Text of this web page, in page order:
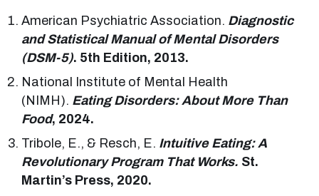
American Psychiatric Association. Diagnostic
and Statistical Manual of Mental Disorders
(DSM-5). 5th Edition, 2013.
National Institute of Mental Health
(NIMH). Eating Disorders: About More Than
Food, 2024.
Tribole, E., & Resch, E. Intuitive Eating: A
Revolutionary Program That Works. St.
Martin’s Press, 2020.